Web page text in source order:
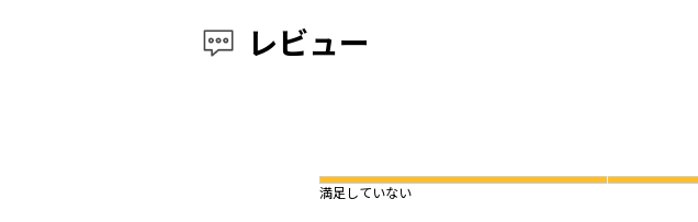
レビュー
満足していない